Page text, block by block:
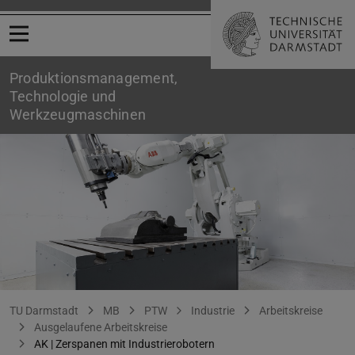
Menü öffnen
Produktionsmanagement,
Technologie und
Werkzeugmaschinen
Sie befinden sich hier:
TU Darmstadt MB PTW Industrie
Arbeitskreise
Ausgelaufene Arbeitskreise
AK | Zerspanen mit Industrierobotern